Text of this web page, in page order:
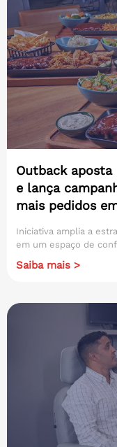
Outback
e lança
mais pedidos
Iniciativa amplia a
em um espaço de
Saiba mais >